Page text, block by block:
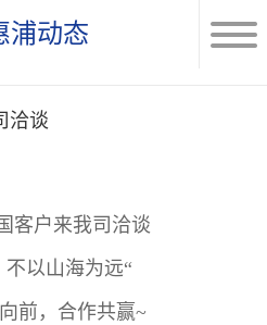
浦动态
洽谈
客户来我司洽谈
不以山海为远“
前，合作共赢~